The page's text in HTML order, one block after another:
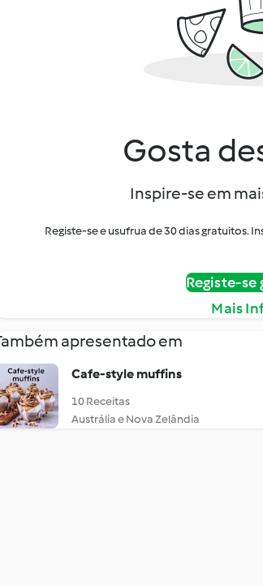
Gosta
Inspire-se em
Registe-se e usufrua de 30 dias gratuitos.
Registe-
Mais
apresentado em
Cafe-style muffins
10 Receitas
Austrália e Nova Zelândia